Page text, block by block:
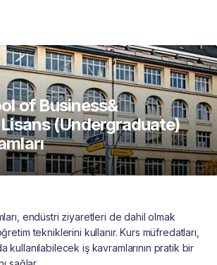
of Business&
(Undergraduate)
endüstri ziyaretleri de dahil olmak
tekniklerini kullanır. Kurs müfredatları,
kullanılabilecek iş kavramlarının pratik bir